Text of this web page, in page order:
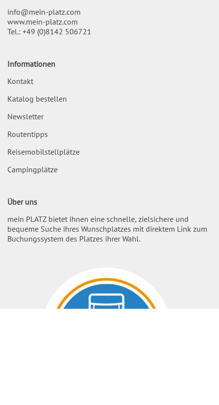
info@mein-platz.com
www.mein-platz.com
Tel.: +49 (0)8142 506721
Informationen
Kontakt
Katalog bestellen
Newsletter
Routentipps
Reisemobilstellplätze
Campingplätze
Über uns
mein PLATZ bietet ihnen eine schnelle, zielsichere und
bequeme Suche ihres Wunschplatzes mit direktem Link zum
Buchungssystem des Platzes ihrer Wahl.